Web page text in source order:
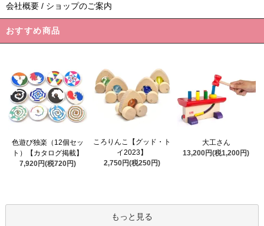
会社概要 / ショップのご案内
おすすめ商品
色遊び独楽（12個セッ
ト）【カタログ掲載】
7,920円(税720円)
ころりんこ【グッド・ト
イ2023】
2,750円(税250円)
大工さん
13,200円(税1,200円)
もっと見る